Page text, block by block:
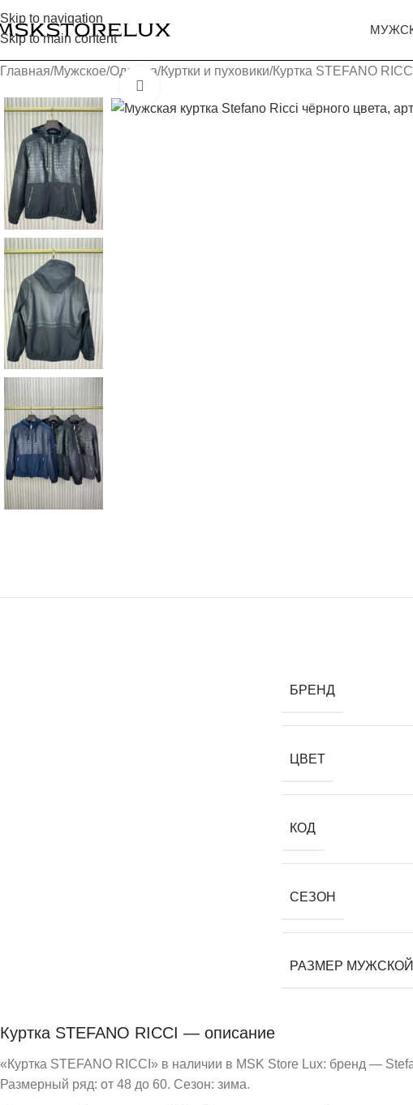
Skip to navigation
Skip to main content
Главная Мужское Одежда Куртки и пуховики Куртка STEFANO RICCI
БРЕНД
ЦВЕТ
КОД
СЕЗОН
РАЗМЕР
Куртка STEFANO RICCI — описание
«Куртка STEFANO RICCI» в наличии в MSK Store Lux: бренд —
Размерный ряд: от 48 до 60. Сезон: зима.